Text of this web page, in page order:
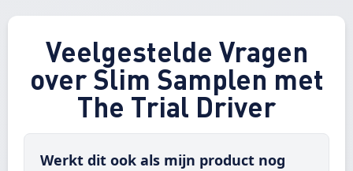
Veelgestelde Vragen
over Slim Samplen met
The Trial Driver
Werkt dit ook als mijn product nog